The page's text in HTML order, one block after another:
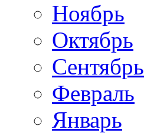
Ноябрь
Октябрь
Сентябрь
Февраль
Январь